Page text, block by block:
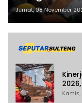
Reny